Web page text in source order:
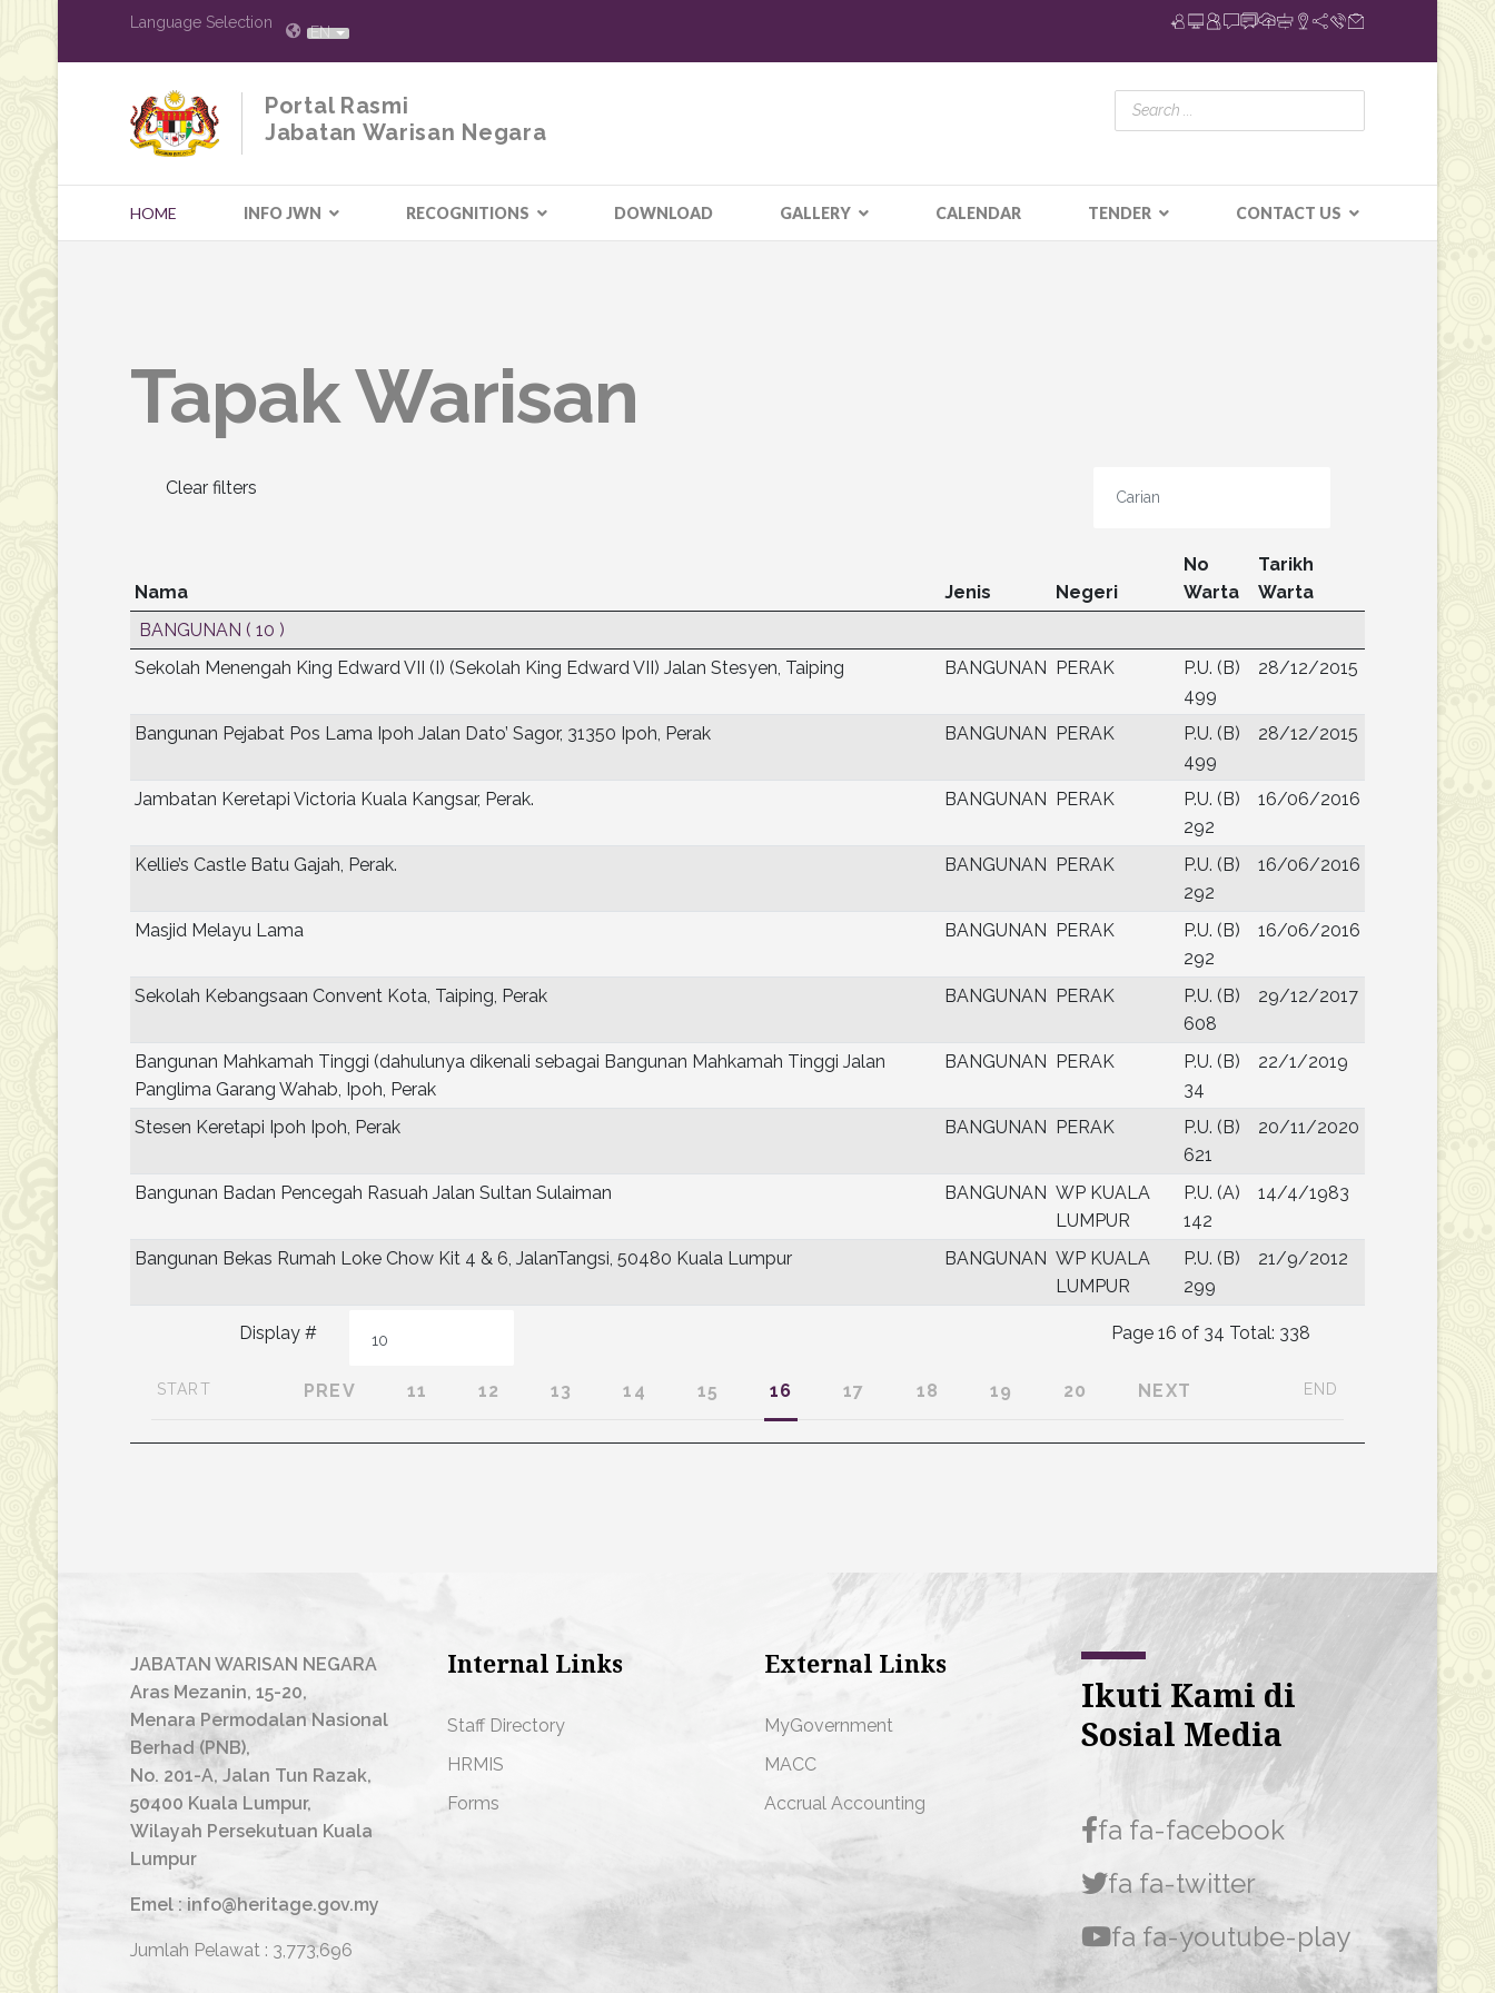
Language Selection
EN
Portal Rasmi
Jabatan Warisan Negara
HOME INFO JWN RECOGNITIONS DOWNLOAD GALLERY CALENDAR TENDER CONTACT US
Tapak Warisan
Clear filters
Nama Jenis Negeri
No
Warta
Tarikh
Warta
Display # Page 16 of 34 Total: 338
START PREV 11 12 13 14 15 16 17 18 19 20 NEXT END
BANGUNAN ( 10 )
Sekolah Menengah King Edward VII (I) (Sekolah King Edward VII) Jalan Stesyen, Taiping
BANGUNAN PERAK
P.U. (B)
499
28/12/2015
Bangunan Pejabat Pos Lama Ipoh Jalan Dato’ Sagor, 31350 Ipoh, Perak BANGUNAN PERAK
P.U. (B)
499
28/12/2015
Jambatan Keretapi Victoria Kuala Kangsar, Perak. BANGUNAN PERAK
P.U. (B)
292
16/06/2016
Kellie’s Castle Batu Gajah, Perak. BANGUNAN PERAK
P.U. (B)
292
16/06/2016
Masjid Melayu Lama BANGUNAN PERAK
P.U. (B)
292
16/06/2016
Sekolah Kebangsaan Convent Kota, Taiping, Perak BANGUNAN PERAK
P.U. (B)
608
29/12/2017
Bangunan Mahkamah Tinggi (dahulunya dikenali sebagai Bangunan Mahkamah Tinggi Jalan
Panglima Garang Wahab, Ipoh, Perak
BANGUNAN PERAK
P.U. (B)
34
22/1/2019
Stesen Keretapi Ipoh Ipoh, Perak BANGUNAN PERAK
P.U. (B)
621
20/11/2020
Bangunan Badan Pencegah Rasuah Jalan Sultan Sulaiman BANGUNAN WP KUALA
LUMPUR
P.U. (A)
142
14/4/1983
Bangunan Bekas Rumah Loke Chow Kit 4 & 6, JalanTangsi, 50480 Kuala Lumpur BANGUNAN WP KUALA
LUMPUR
P.U. (B)
299
21/9/2012
JABATAN WARISAN NEGARA
Aras Mezanin, 15-20,
Menara Permodalan Nasional
Berhad (PNB),
No. 201-A, Jalan Tun Razak,
50400 Kuala Lumpur,
Wilayah Persekutuan Kuala
Lumpur
Emel : info@heritage.gov.my
Jumlah Pelawat : 3,773,696
Internal Links
Staff Directory
HRMIS
Forms
External Links
MyGovernment
MACC
Accrual Accounting
Ikuti Kami di
Sosial Media
fa fa-facebook
fa fa-twitter
fa fa-youtube-play